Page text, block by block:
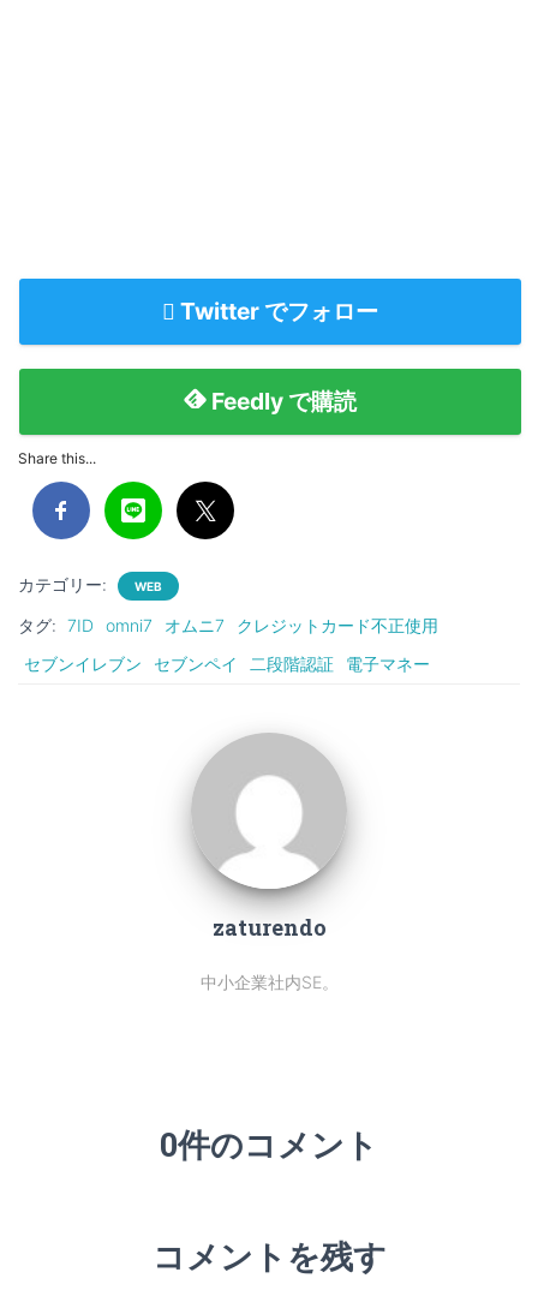
Twitter でフォロー
Feedly で購読
Share this...
カテゴリー: WEB
タグ: 7ID omni7 オムニ7
クレジットカード不正使用
セブンイレブン
セブンペイ 二段階認証 電子マネー
zaturendo
中小企業社内SE。
0件のコメント
コメントを残す